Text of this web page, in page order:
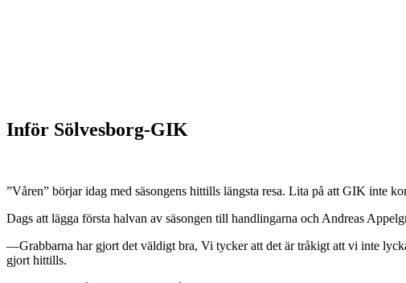
Inför Sölvesborg-GIK
”Våren” börjar idag med säsongens hittills längsta resa. Lita på att GIK inte
Dags att lägga första halvan av säsongen till handlingarna och Andreas
—Grabbarna har gjort det väldigt bra, Vi tycker att det är tråkigt att vi inte
gjort hittills.